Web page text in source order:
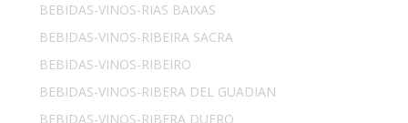
BEBIDAS-VINOS-RIAS BAIXAS
BEBIDAS-VINOS-RIBEIRA SACRA
BEBIDAS-VINOS-RIBEIRO
BEBIDAS-VINOS-RIBERA DEL GUADIAN
BEBIDAS-VINOS-RIBERA DUERO